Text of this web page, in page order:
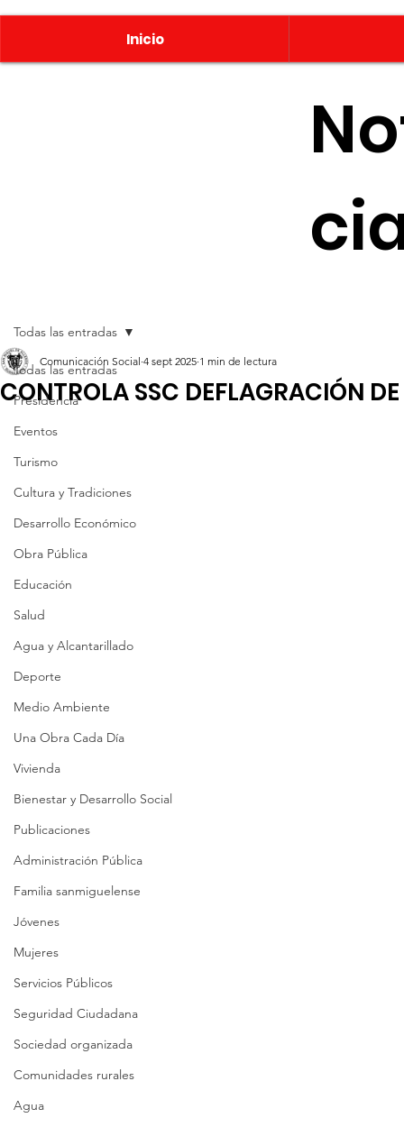
Todas las entradas
Presidencia
Eventos
Turismo
Cultura y Tradiciones
Desarrollo Económico
Obra Pública
Educación
Salud
Agua y Alcantarillado
Deporte
Medio Ambiente
Una Obra Cada Día
Vivienda
Bienestar y Desarrollo Social
Publicaciones
Administración Pública
Familia sanmiguelense
Jóvenes
Mujeres
Servicios Públicos
Seguridad Ciudadana
Sociedad organizada
Comunidades rurales
Agua
Todas las entradas
CONTROLA SSC DEFLAGRACIÓN
Comunicación Social 4 sept 2025 1 min de lectura
Inicio